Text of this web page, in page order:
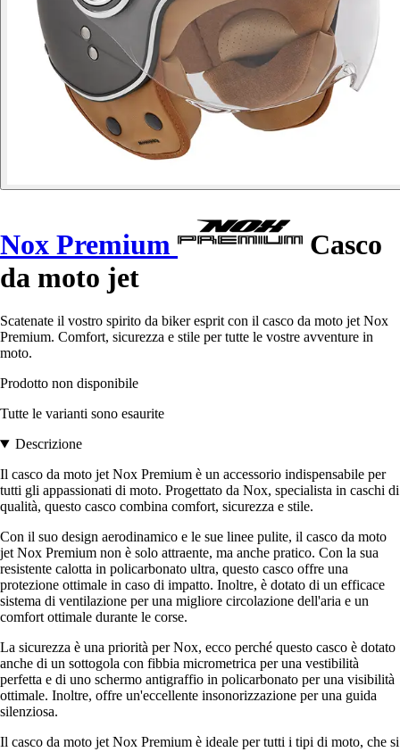
Nox Premium
Casco
da moto jet
Scatenate il vostro spirito da biker esprit con il casco da moto jet Nox
Premium. Comfort, sicurezza e stile per tutte le vostre avventure in
moto.
Prodotto non disponibile
Tutte le varianti sono esaurite
Descrizione
Il casco da moto jet Nox Premium è un accessorio indispensabile per
tutti gli appassionati di moto. Progettato da Nox, specialista in caschi di
qualità, questo casco combina comfort, sicurezza e stile.
Con il suo design aerodinamico e le sue linee pulite, il casco da moto
jet Nox Premium non è solo attraente, ma anche pratico. Con la sua
resistente calotta in policarbonato ultra, questo casco offre una
protezione ottimale in caso di impatto. Inoltre, è dotato di un efficace
sistema di ventilazione per una migliore circolazione dell'aria e un
comfort ottimale durante le corse.
La sicurezza è una priorità per Nox, ecco perché questo casco è dotato
anche di un sottogola con fibbia micrometrica per una vestibilità
perfetta e di uno schermo antigraffio in policarbonato per una visibilità
ottimale. Inoltre, offre un'eccellente insonorizzazione per una guida
silenziosa.
Il casco da moto jet Nox Premium è ideale per tutti i tipi di moto, che si